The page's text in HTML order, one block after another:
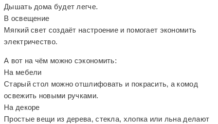
Дышать дома будет легче.
В освещение
Мягкий свет создаёт настроение и помогает экономить
электричество.
А вот на чём можно сэкономить:
На мебели
Старый стол можно отшлифовать и покрасить, а комод
освежить новыми ручками.
На декоре
Простые вещи из дерева, стекла, хлопка или льна делают